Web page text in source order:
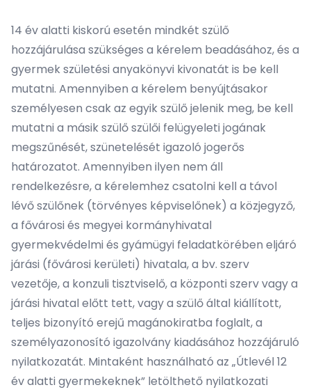
14 év alatti kiskorú esetén mindkét szülő
hozzájárulása szükséges a kérelem beadásához, és a
gyermek születési anyakönyvi kivonatát is be kell
mutatni. Amennyiben a kérelem benyújtásakor
személyesen csak az egyik szülő jelenik meg, be kell
mutatni a másik szülő szülői felügyeleti jogának
megszűnését, szünetelését igazoló jogerős
határozatot. Amennyiben ilyen nem áll
rendelkezésre, a kérelemhez csatolni kell a távol
lévő szülőnek (törvényes képviselőnek) a közjegyző,
a fővárosi és megyei kormányhivatal
gyermekvédelmi és gyámügyi feladatkörében eljáró
járási (fővárosi kerületi) hivatala, a bv. szerv
vezetője, a konzuli tisztviselő, a központi szerv vagy a
járási hivatal előtt tett, vagy a szülő által kiállított,
teljes bizonyító erejű magánokiratba foglalt, a
személyazonosító igazolvány kiadásához hozzájáruló
nyilatkozatát. Mintaként használható az „Útlevél 12
év alatti gyermekeknek” letölthető nyilatkozati